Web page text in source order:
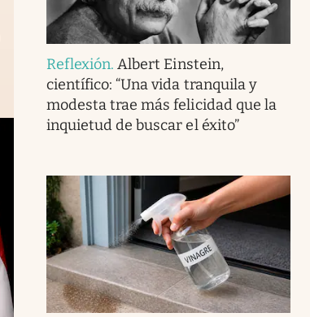
Reflexión.Albert Einstein,
científico: “Una vida tranquila y
modesta trae más felicidad que la
inquietud de buscar el éxito”